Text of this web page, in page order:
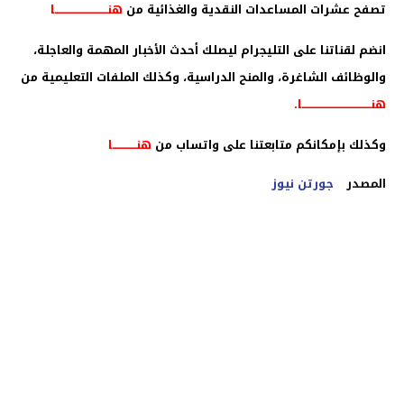
تصفح عشرات المساعدات النقدية والغذائية من هنـــــــــــــــــــــــــــــا
انضم لقناتنا على التليجرام ليصلك أحدث الأخبار المهمة والعاجلة،
والوظائف الشاغرة، والمنح الدراسية، وكذلك الملفات التعليمية من
هنــــــــــــــــــــــــــــــــــــــا.
وكذلك بإمكانكم متابعتنا على واتساب من هنـــــــــــــا
المصدر جورتن نيوز